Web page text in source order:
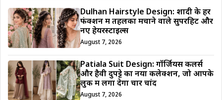
Dulhan Hairstyle Design: शादी के हर
फंक्शन में तहलका मचाने वाले सुपरहिट और
नए हेयरस्टाइल्स
August 7, 2026
Patiala Suit Design: गॉर्जियस कलर्स
और हैवी दुपट्टे का नया कलेक्शन, जो आपके
लुक में लगा देगा चार चांद
August 7, 2026